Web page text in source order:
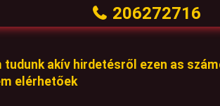
206272716
tudunk akív hirdetésről ezen as
elérhetőek